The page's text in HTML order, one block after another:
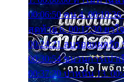
00:06:50 คน 4.
สุดท้าย 6. 00:17:30 ยา
00:24:21 ลบรอยแผลรัก
00:30:54 ขบวนการเปา
00:37:20 ปาหนัน 13.